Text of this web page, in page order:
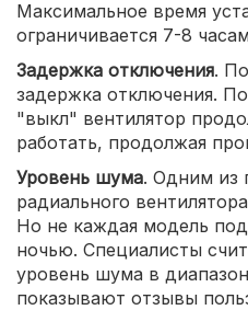
Максимальное время
ограничивается 7-8
Задержка отключения.
задержка отключения.
"выкл" вентилятор
работать, продолжая
Уровень шума. Одним из
радиального
Но не каждая модель
ночью. Специалисты
уровень шума в
показывают отзывы